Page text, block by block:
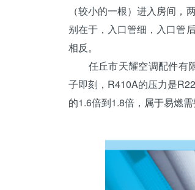
（较小的一根）进入房间
别在于，入口管细，入口管
相反。
任丘市天耀空调配件有限
子即刻， R410A的压力是
的1.6倍到1.8倍，属于易燃